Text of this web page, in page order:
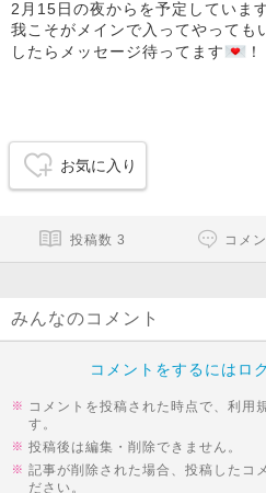
2月15日の夜からを予定していま
我こそがメインで入ってやっても
したらメッセージ待ってます
！
お気に入り
投稿数 3 コメ
みんなのコメント
コメントをするにはロ
コメントを投稿された時点で、利用
す。
投稿後は編集・削除できません。
記事が削除された場合、投稿したコ
ださい。